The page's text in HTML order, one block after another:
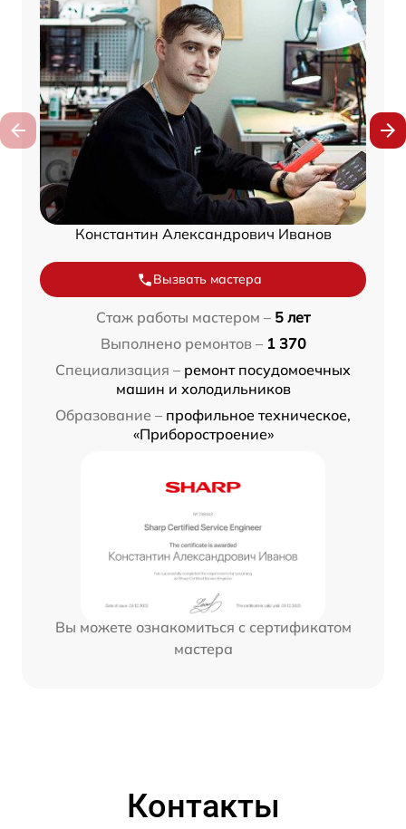
Константин Александрович Иванов
Вызвать мастера
Стаж работы мастером – 5 лет
Выполнено ремонтов – 1 370
Специализация – ремонт посудомоечных
машин и холодильников
Образование – профильное техническое,
«Приборостроение»
Вы можете ознакомиться с сертификатом
мастера
Контакты